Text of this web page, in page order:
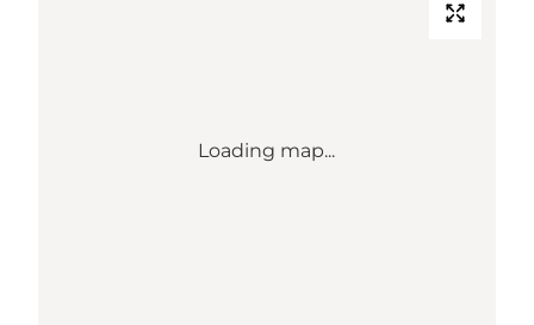
Loading map...